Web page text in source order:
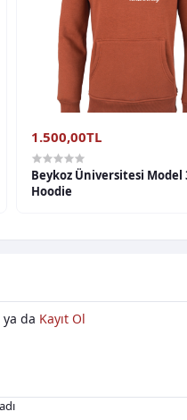
1.500,00TL
Beykoz Üniversitesi Model
Hoodie
ya da Kayıt Ol